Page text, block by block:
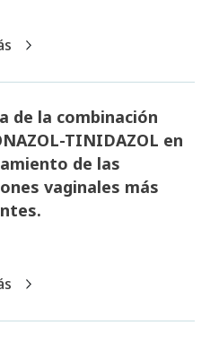
de la combinación
TINIDAZOL en
de las
vaginales más